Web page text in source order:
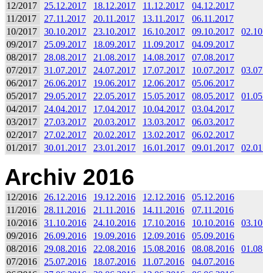
12/2017 25.12.2017 18.12.2017 11.12.2017
04.12.2017
11/2017
27.11.2017 20.11.2017 13.11.2017
06.11.2017
10/2017
30.10.2017 23.10.2017 16.10.2017 09.10.2017
09/2017
25.09.2017 18.09.2017 11.09.2017
04.09.2017
08/2017
28.08.2017 21.08.2017 14.08.2017
07.08.2017
07/2017
31.07.2017 24.07.2017 17.07.2017 10.07.2017
06/2017
26.06.2017 19.06.2017 12.06.2017
05.06.2017
05/2017
29.05.2017 22.05.2017 15.05.2017 08.05.2017
04/2017
24.04.2017 17.04.2017 10.04.2017
03.04.2017
03/2017
27.03.2017 20.03.2017 13.03.2017
06.03.2017
02/2017
27.02.2017 20.02.2017 13.02.2017
06.02.2017
01/2017
30.01.2017 23.01.2017 16.01.2017 09.01.2017
Archiv 2016
12/2016 26.12.2016 19.12.2016 12.12.2016
05.12.2016
11/2016
28.11.2016 21.11.2016 14.11.2016
07.11.2016
10/2016
31.10.2016 24.10.2016 17.10.2016 10.10.2016
09/2016
26.09.2016 19.09.2016 12.09.2016
05.09.2016
08/2016
29.08.2016 22.08.2016 15.08.2016 08.08.2016
07/2016
25.07.2016 18.07.2016 11.07.2016
04.07.2016